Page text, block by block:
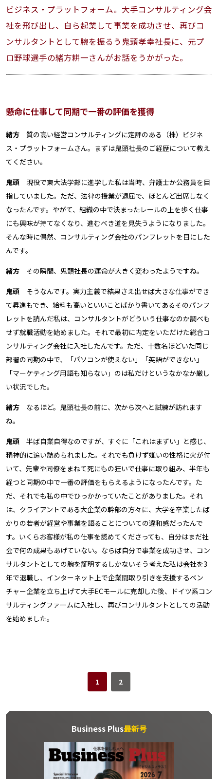
ビジネス・プラットフォーム。大手コンサルティング会
社を飛び出し、自ら起業して事業を成功させ、再びコ
ンサルタントとして腕を振るう鬼頭孝幸社長に、元プ
ロ野球選手の緒方耕一さんがお話をうかがった。
懸命に仕事して同期で一番の評価を獲得
緒方 質の高い経営コンサルティングに定評のある（株）ビジネ
ス・プラットフォームさん。まずは鬼頭社長のご経歴について教え
てください。
鬼頭 現役で東大法学部に進学した私は当時、弁護士か公務員を目
指していました。ただ、法律の授業が退屈で、ほとんど出席しなく
なったんです。やがて、組織の中で決まったレールの上を歩く仕事
にも興味が持てなくなり、進むべき道を見失うようになりました。
そんな時に偶然、コンサルティング会社のパンフレットを目にした
んです。
緒方 その瞬間、鬼頭社長の運命が大きく変わったようですね。
鬼頭 そうなんです。実力主義で結果さえ出せば大きな仕事ができ
て昇進もでき、給料も高いといいことばかり書いてあるそのパンフ
レットを読んだ私は、コンサルタントがどういう仕事なのか調べも
せず就職活動を始めました。それで最初に内定をいただけた総合コ
ンサルティング会社に入社したんです。ただ、十数名ほどいた同じ
部署の同期の中で、「パソコンが使えない」「英語ができない」
「マーケティング用語も知らない」のは私だけというなかなか厳し
い状況でした。
緒方 なるほど。鬼頭社長の前に、次から次へと試練が訪れます
ね。
鬼頭 半ば自業自得なのですが、すぐに「これはまずい」と感じ、
精神的に追い詰められました。それでも負けず嫌いの性格に火が付
いて、先輩や同僚をまねて死にもの狂いで仕事に取り組み、半年も
経つと同期の中で一番の評価をもらえるようになったんです。た
だ、それでも私の中でひっかかっていたことがありました。それ
は、クライアントである大企業の幹部の方々に、大学を卒業したば
かりの若者が経営や事業を語ることについての違和感だったんで
す。いくらお客様が私の仕事を認めてくださっても、自分はまだ社
会で何の成果もあげていない。ならば自分で事業を成功させ、コン
サルタントとしての腕を証明するしかない――そう考えた私は会社を3
年で退職し、インターネット上で企業間取り引きを支援するベン
チャー企業を立ち上げて大手ECモールに売却した後、ドイツ系コン
サルティングファームに入社し、再びコンサルタントとしての活動
を始めました。
1 2
Business Plus最新号